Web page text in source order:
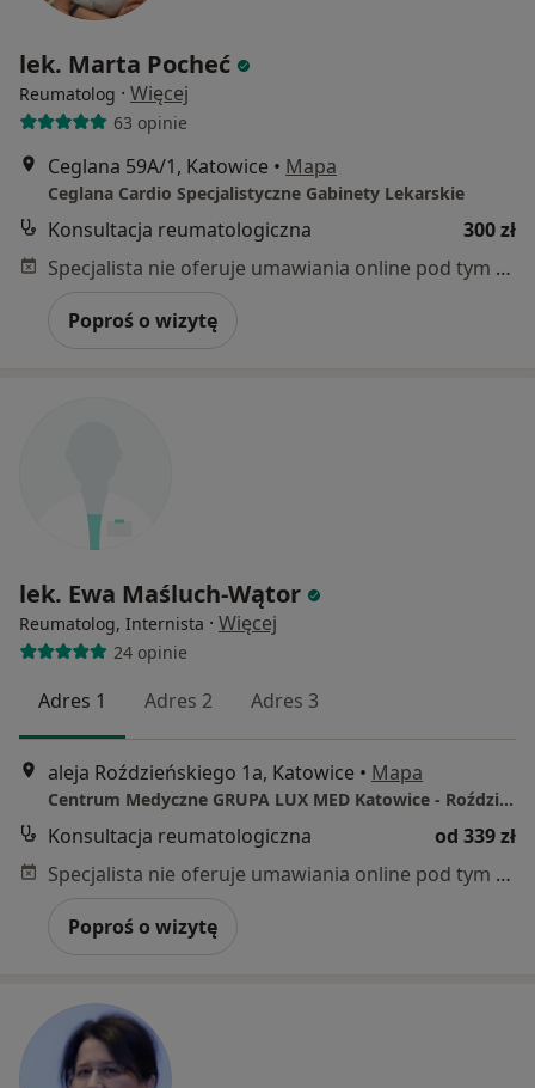
lek. Marta Pocheć
Reumatolog · Więcej
63 opinie
Ceglana 59A/1, Katowice • Mapa
Ceglana Cardio Specjalistyczne Gabinety Lekarskie
Konsultacja reumatologiczna
300 zł
Specjalista nie oferuje umawiania online pod tym adresem.
Poproś o wizytę
lek. Ewa Maśluch-Wątor
Reumatolog, Internista · Więcej
24 opinie
Adres 1 Adres 2 Adres 3
aleja Roździeńskiego 1a, Katowice • Mapa
Centrum Medyczne GRUPA LUX MED Katowice - Roździeńskiego 1A
Konsultacja reumatologiczna
od 339 zł
Specjalista nie oferuje umawiania online pod tym adresem.
Poproś o wizytę